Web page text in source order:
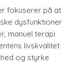
fokuserer på at
dysfunktioner
manuel terapi
livskvalitet
og styrke